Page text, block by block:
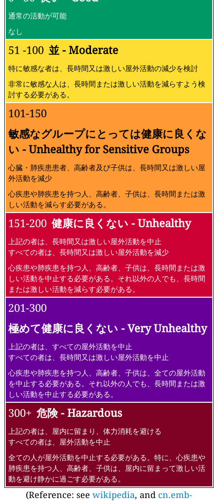
通常の活動が可能
なし
51 -100 並 - Moderate
特に敏感な者は、長時間又は激しい屋外活動の減少を検討
非常に敏感な人は、長時間または激しい活動を減らすよう検
討する必要がある。
101-150
敏感なグループにとっては健康に良くな
い - Unhealthy for Sensitive Groups
心臓・肺疾患患者、高齢者及び子供は、長時間又は激しい屋
外活動を減少
心疾患や肺疾患を持つ人、高齢者、子供は、長時間または激
しい活動を減らす必要がある。
151-200 健康に良くない - Unhealthy
上記の者は、長時間又は激しい屋外活動を中止
すべての者は、長時間又は激しい屋外活動を減少
心疾患や肺疾患を持つ人、高齢者、子供は、長時間または激
しい活動を中止する必要がある。それ以外の人でも、長時間
または激しい活動を減らす必要がある。
201-300
極めて健康に良くない - Very Unhealthy
上記の者は、すべての屋外活動を中止
すべての者は、長時間又は激しい屋外活動を中止
心疾患や肺疾患を持つ人、高齢者、子供は、全ての屋外活動
を中止する必要がある。それ以外の人でも、長時間または激
しい活動を中止する必要がある。
300+ 危険 - Hazardous
上記の者は、屋内に留まり、体力消耗を避ける
すべての者は、屋外活動を中止
全ての人が屋外活動を中止する必要がある。特に、心疾患や
肺疾患を持つ人、高齢者、子供は、屋内に留まって激しい活
動を避け静かに過ごす必要がある。
(Reference: see wikipedia, and cn.emb-